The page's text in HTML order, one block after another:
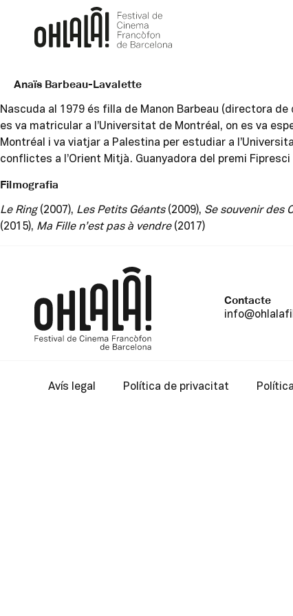
Anaïs Barbeau-Lavalette
Nascuda al 1979 és filla de Manon Barbeau (directora
es va matricular a l’Universitat de Montréal, on es va
Montréal i va viatjar a Palestina per estudiar a
conflictes a l’Orient Mitjà. Guanyadora del premi
Filmografia
Le Ring(2007), Les Petits Géants(2009), Se souvenir des
(2015), Ma Fille n’est pas à vendre(2017)
Contacte
Avís legal Política de privacitat